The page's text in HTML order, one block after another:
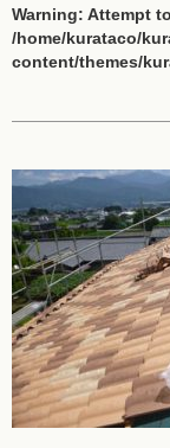
Warning: Attempt
/home/kurataco/
content/themes/